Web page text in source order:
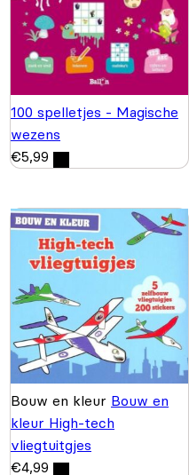
100 spelletjes - Magische
wezens
€5,99
Bouw en kleur Bouw en
kleur High-tech
vliegtuitgjes
€4,99